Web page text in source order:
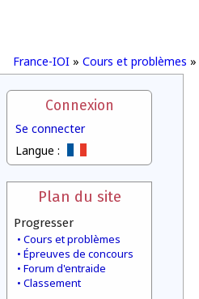
France-IOI » Cours et problèmes »
Connexion
Se connecter
Langue :
Plan du site
Progresser
Cours et problèmes
Épreuves de concours
Forum d'entraide
Classement